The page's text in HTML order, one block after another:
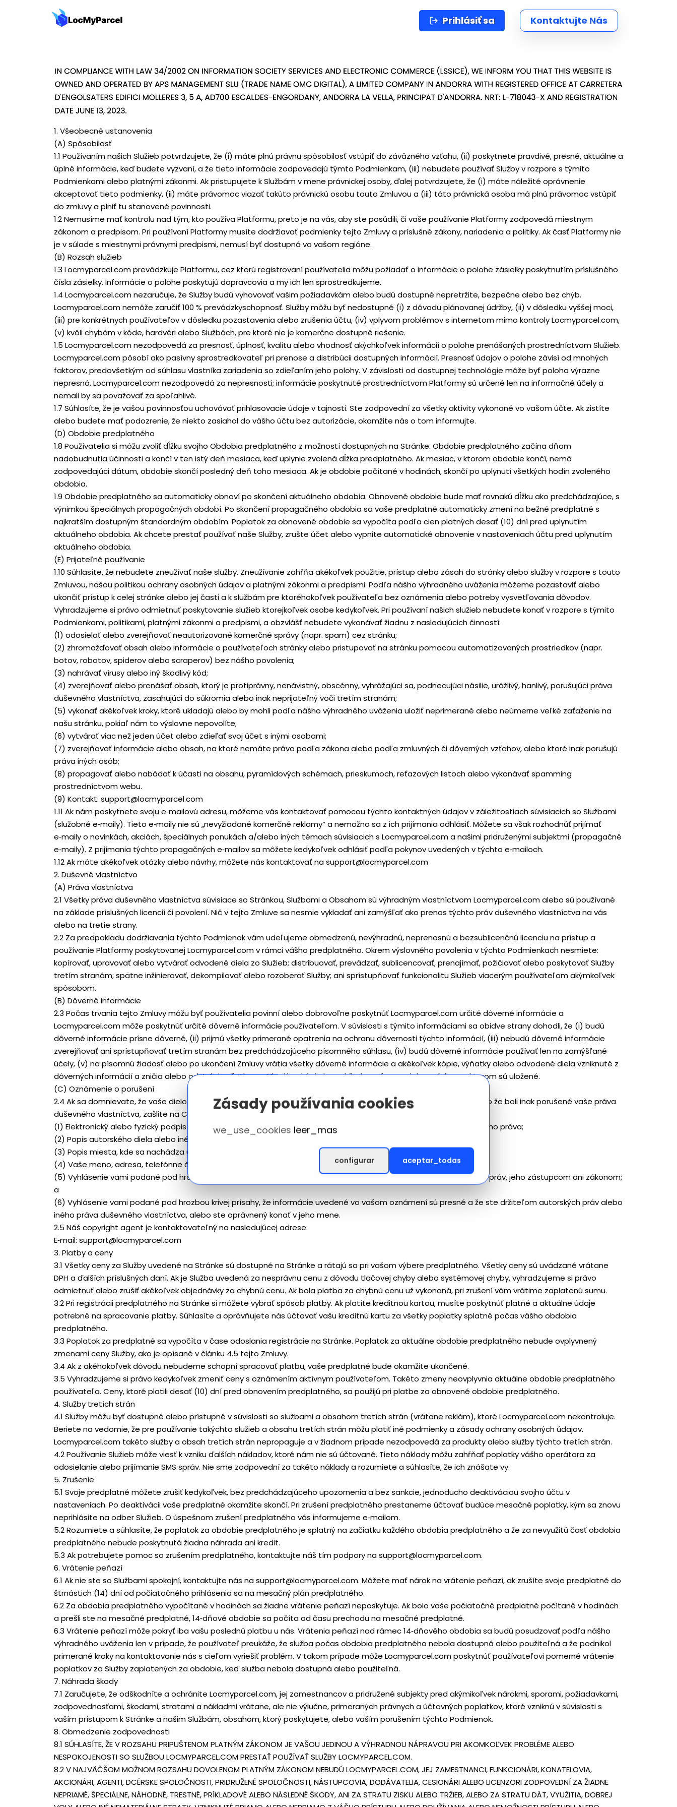
Prihlásiť sa Kontaktujte Nás
1. Všeobecné ustanovenia
(A) Spôsobilosť
1.1 Používaním našich Služieb potvrdzujete, že (i) máte plnú právnu spôsobilosť vstúpiť do záväzného vzťahu, (ii) poskytnete pravdivé, presné, aktuálne a
úplné informácie, keď budete vyzvaní, a že tieto informácie zodpovedajú týmto Podmienkam, (iii) nebudete používať Služby v rozpore s týmito
Podmienkami alebo platnými zákonmi. Ak pristupujete k Službám v mene právnickej osoby, ďalej potvrdzujete, že (i) máte náležité oprávnenie
akceptovať tieto podmienky, (ii) máte právomoc viazať takúto právnickú osobu touto Zmluvou a (iii) táto právnická osoba má plnú právomoc vstúpiť
do zmluvy a plniť tu stanovené povinnosti.
1.2 Nemusíme mať kontrolu nad tým, kto používa Platformu, preto je na vás, aby ste posúdili, či vaše používanie Platformy zodpovedá miestnym
zákonom a predpisom. Pri používaní Platformy musíte dodržiavať podmienky tejto Zmluvy a príslušné zákony, nariadenia a politiky. Ak časť Platformy nie
je v súlade s miestnymi právnymi predpismi, nemusí byť dostupná vo vašom regióne.
(B) Rozsah služieb
1.3 Locmyparcel.com prevádzkuje Platformu, cez ktorú registrovaní používatelia môžu požiadať o informácie o polohe zásielky poskytnutím príslušného
čísla zásielky. Informácie o polohe poskytujú dopravcovia a my ich len sprostredkujeme.
1.4 Locmyparcel.com nezaručuje, že Služby budú vyhovovať vašim požiadavkám alebo budú dostupné nepretržite, bezpečne alebo bez chýb.
Locmyparcel.com nemôže zaručiť 100 % prevádzkyschopnosť. Služby môžu byť nedostupné (i) z dôvodu plánovanej údržby, (ii) v dôsledku vyššej moci,
(iii) pre konkrétnych používateľov v dôsledku pozastavenia alebo zrušenia účtu, (iv) vplyvom problémov s internetom mimo kontroly Locmyparcel.com,
(v) kvôli chybám v kóde, hardvéri alebo Službách, pre ktoré nie je komerčne dostupné riešenie.
1.5 Locmyparcel.com nezodpovedá za presnosť, úplnosť, kvalitu alebo vhodnosť akýchkoľvek informácií o polohe prenášaných prostredníctvom Služieb.
Locmyparcel.com pôsobí ako pasívny sprostredkovateľ pri prenose a distribúcii dostupných informácií. Presnosť údajov o polohe závisí od mnohých
faktorov, predovšetkým od súhlasu vlastníka zariadenia so zdieľaním jeho polohy. V závislosti od dostupnej technológie môže byť poloha výrazne
nepresná. Locmyparcel.com nezodpovedá za nepresnosti; informácie poskytnuté prostredníctvom Platformy sú určené len na informačné účely a
nemali by sa považovať za spoľahlivé.
1.7 Súhlasíte, že je vašou povinnosťou uchovávať prihlasovacie údaje v tajnosti. Ste zodpovední za všetky aktivity vykonané vo vašom účte. Ak zistíte
alebo budete mať podozrenie, že niekto zasiahol do vášho účtu bez autorizácie, okamžite nás o tom informujte.
(D) Obdobie predplatného
1.8 Používatelia si môžu zvoliť dĺžku svojho Obdobia predplatného z možností dostupných na Stránke. Obdobie predplatného začína dňom
nadobudnutia účinnosti a končí v ten istý deň mesiaca, keď uplynie zvolená dĺžka predplatného. Ak mesiac, v ktorom obdobie končí, nemá
zodpovedajúci dátum, obdobie skončí posledný deň toho mesiaca. Ak je obdobie počítané v hodinách, skončí po uplynutí všetkých hodín zvoleného
obdobia.
1.9 Obdobie predplatného sa automaticky obnoví po skončení aktuálneho obdobia. Obnovené obdobie bude mať rovnakú dĺžku ako predchádzajúce, s
výnimkou špeciálnych propagačných období. Po skončení propagačného obdobia sa vaše predplatné automaticky zmení na bežné predplatné s
najkratším dostupným štandardným obdobím. Poplatok za obnovené obdobie sa vypočíta podľa cien platných desať (10) dní pred uplynutím
aktuálneho obdobia. Ak chcete prestať používať naše Služby, zrušte účet alebo vypnite automatické obnovenie v nastaveniach účtu pred uplynutím
aktuálneho obdobia.
(E) Prijateľné používanie
1.10 Súhlasíte, že nebudete zneužívať naše služby. Zneužívanie zahŕňa akékoľvek použitie, prístup alebo zásah do stránky alebo služby v rozpore s touto
Zmluvou, našou politikou ochrany osobných údajov a platnými zákonmi a predpismi. Podľa nášho výhradného uváženia môžeme pozastaviť alebo
ukončiť prístup k celej stránke alebo jej časti a k službám pre ktoréhokoľvek používateľa bez oznámenia alebo potreby vysvetľovania dôvodov.
Vyhradzujeme si právo odmietnuť poskytovanie služieb ktorejkoľvek osobe kedykoľvek. Pri používaní našich služieb nebudete konať v rozpore s týmito
Podmienkami, politikami, platnými zákonmi a predpismi, a obzvlášť nebudete vykonávať žiadnu z nasledujúcich činností:
(1) odosielať alebo zverejňovať neautorizované komerčné správy (napr. spam) cez stránku;
(2) zhromažďovať obsah alebo informácie o používateľoch stránky alebo pristupovať na stránku pomocou automatizovaných prostriedkov (napr.
botov, robotov, spiderov alebo scraperov) bez nášho povolenia;
(3) nahrávať vírusy alebo iný škodlivý kód;
(4) zverejňovať alebo prenášať obsah, ktorý je protiprávny, nenávistný, obscénny, vyhrážajúci sa, podnecujúci násilie, urážlivý, hanlivý, porušujúci práva
duševného vlastníctva, zasahujúci do súkromia alebo inak neprijateľný voči tretím stranám;
(5) vykonať akékoľvek kroky, ktoré ukladajú alebo by mohli podľa nášho výhradného uváženia uložiť neprimerané alebo neúmerne veľké zaťaženie na
našu stránku, pokiaľ nám to výslovne nepovolíte;
(6) vytvárať viac než jeden účet alebo zdieľať svoj účet s inými osobami;
(7) zverejňovať informácie alebo obsah, na ktoré nemáte právo podľa zákona alebo podľa zmluvných či dôverných vzťahov, alebo ktoré inak porušujú
práva iných osôb;
(8) propagovať alebo nabádať k účasti na obsahu, pyramídových schémach, prieskumoch, reťazových listoch alebo vykonávať spamming
prostredníctvom webu.
(9) Kontakt: support@locmyparcel.com
1.11 Ak nám poskytnete svoju e‑mailovú adresu, môžeme vás kontaktovať pomocou týchto kontaktných údajov v záležitostiach súvisiacich so Službami
(služobné e‑maily). Tieto e‑maily nie sú „nevyžiadané komerčné reklamy“ a nemožno sa z ich prijímania odhlásiť. Môžete sa však rozhodnúť prijímať
e‑maily o novinkách, akciách, špeciálnych ponukách a/alebo iných témach súvisiacich s Locmyparcel.com a našimi pridruženými subjektmi (propagačné
e‑maily). Z prijímania týchto propagačných e‑mailov sa môžete kedykoľvek odhlásiť podľa pokynov uvedených v týchto e‑mailoch.
1.12 Ak máte akékoľvek otázky alebo návrhy, môžete nás kontaktovať na support@locmyparcel.com
2. Duševné vlastníctvo
(A) Práva vlastníctva
2.1 Všetky práva duševného vlastníctva súvisiace so Stránkou, Službami a Obsahom sú výhradným vlastníctvom Locmyparcel.com alebo sú používané
na základe príslušných licencií či povolení. Nič v tejto Zmluve sa nesmie vykladať ani zamýšľať ako prenos týchto práv duševného vlastníctva na vás
alebo na tretie strany.
2.2 Za predpokladu dodržiavania týchto Podmienok vám udeľujeme obmedzenú, nevýhradnú, neprenosnú a bezsublicenčnú licenciu na prístup a
používanie Platformy poskytovanej Locmyparcel.com v rámci vášho predplatného. Okrem výslovného povolenia v týchto Podmienkach nesmiete:
kopírovať, upravovať alebo vytvárať odvodené diela zo Služieb; distribuovať, prevádzať, sublicencovať, prenajímať, požičiavať alebo poskytovať Služby
tretím stranám; spätne inžinierovať, dekompilovať alebo rozoberať Služby; ani sprístupňovať funkcionalitu Služieb viacerým používateľom akýmkoľvek
spôsobom.
(B) Dôverné informácie
2.3 Počas trvania tejto Zmluvy môžu byť používatelia povinní alebo dobrovoľne poskytnúť Locmyparcel.com určité dôverné informácie a
Locmyparcel.com môže poskytnúť určité dôverné informácie používateľom. V súvislosti s týmito informáciami sa obidve strany dohodli, že (i) budú
dôverné informácie prísne dôverné, (ii) prijmú všetky primerané opatrenia na ochranu dôvernosti týchto informácií, (iii) nebudú dôverné informácie
zverejňovať ani sprístupňovať tretím stranám bez predchádzajúceho písomného súhlasu, (iv) budú dôverné informácie používať len na zamýšľané
účely, (v) na písomnú žiadosť alebo po ukončení Zmluvy vrátia všetky dôverné informácie a akékoľvek kópie, výňatky alebo odvodené diela vzniknuté z
dôverných informácií a zničia alebo odstránia všetky zostávajúce kópie bez ohľadu na formu alebo médium, v ktorom sú uložené.
(C) Oznámenie o porušení
2.4 Ak sa domnievate, že vaše dielo bolo skopírované spôsobom, ktorý predstavuje porušenie autorských práv, alebo že boli inak porušené vaše práva
duševného vlastníctva, zašlite na Copyright agenta Stránky nasledujúce informácie:
(1) Elektronický alebo fyzický podpis osoby oprávnenej konať v mene držiteľa autorských práv alebo iného vlastníckeho práva;
(2) Popis autorského diela alebo iného predmetu duševného vlastníctva, o ktorom tvrdíte, že bolo porušené;
(3) Popis miesta, kde sa nachádza údajne porušujúci materiál na Stránke;
(4) Vaše meno, adresa, telefónne číslo a e‑mailová adresa;
(5) Vyhlásenie vami podané pod hrozbou krivej prísahy, že sporné použitie nie je autorizované držiteľom autorských práv, jeho zástupcom ani zákonom;
a
(6) Vyhlásenie vami podané pod hrozbou krivej prísahy, že informácie uvedené vo vašom oznámení sú presné a že ste držiteľom autorských práv alebo
iného práva duševného vlastníctva, alebo ste oprávnený konať v jeho mene.
2.5 Náš copyright agent je kontaktovateľný na nasledujúcej adrese:
E‑mail: support@locmyparcel.com
3. Platby a ceny
3.1 Všetky ceny za Služby uvedené na Stránke sú dostupné na Stránke a rátajú sa pri vašom výbere predplatného. Všetky ceny sú uvádzané vrátane
DPH a ďalších príslušných daní. Ak je Služba uvedená za nesprávnu cenu z dôvodu tlačovej chyby alebo systémovej chyby, vyhradzujeme si právo
odmietnuť alebo zrušiť akékoľvek objednávky za chybnú cenu. Ak bola platba za chybnú cenu už vykonaná, pri zrušení vám vrátime zaplatenú sumu.
3.2 Pri registrácii predplatného na Stránke si môžete vybrať spôsob platby. Ak platíte kreditnou kartou, musíte poskytnúť platné a aktuálne údaje
potrebné na spracovanie platby. Súhlasíte a oprávňujete nás účtovať vašu kreditnú kartu za všetky poplatky splatné počas vášho obdobia
predplatného.
3.3 Poplatok za predplatné sa vypočíta v čase odoslania registrácie na Stránke. Poplatok za aktuálne obdobie predplatného nebude ovplyvnený
zmenami ceny Služby, ako je opísané v článku 4.5 tejto Zmluvy.
3.4 Ak z akéhokoľvek dôvodu nebudeme schopní spracovať platbu, vaše predplatné bude okamžite ukončené.
3.5 Vyhradzujeme si právo kedykoľvek zmeniť ceny s oznámením aktívnym používateľom. Takéto zmeny neovplyvnia aktuálne obdobie predplatného
používateľa. Ceny, ktoré platili desať (10) dní pred obnovením predplatného, sa použijú pri platbe za obnovené obdobie predplatného.
4. Služby tretích strán
4.1 Služby môžu byť dostupné alebo prístupné v súvislosti so službami a obsahom tretích strán (vrátane reklám), ktoré Locmyparcel.com nekontroluje.
Beriete na vedomie, že pre používanie takýchto služieb a obsahu tretích strán môžu platiť iné podmienky a zásady ochrany osobných údajov.
Locmyparcel.com takéto služby a obsah tretích strán nepropaguje a v žiadnom prípade nezodpovedá za produkty alebo služby týchto tretích strán.
4.2 Používanie Služieb môže viesť k vzniku ďalších nákladov, ktoré nám nie sú účtované. Tieto náklady môžu zahŕňať poplatky vášho operátora za
odosielanie alebo prijímanie SMS správ. Nie sme zodpovední za takéto náklady a rozumiete a súhlasíte, že ich znášate vy.
5. Zrušenie
5.1 Svoje predplatné môžete zrušiť kedykoľvek, bez predchádzajúceho upozornenia a bez sankcie, jednoducho deaktiváciou svojho účtu v
nastaveniach. Po deaktivácii vaše predplatné okamžite skončí. Pri zrušení predplatného prestaneme účtovať budúce mesačné poplatky, kým sa znovu
neprihlásite na odber Služieb. O úspešnom zrušení predplatného vás informujeme e‑mailom.
5.2 Rozumiete a súhlasíte, že poplatok za obdobie predplatného je splatný na začiatku každého obdobia predplatného a že za nevyužitú časť obdobia
predplatného nebude poskytnutá žiadna náhrada ani kredit.
5.3 Ak potrebujete pomoc so zrušením predplatného, kontaktujte náš tím podpory na support@locmyparcel.com.
6. Vrátenie peňazí
6.1 Ak nie ste so Službami spokojní, kontaktujte nás na support@locmyparcel.com. Môžete mať nárok na vrátenie peňazí, ak zrušíte svoje predplatné do
štrnástich (14) dní od počiatočného prihlásenia sa na mesačný plán predplatného.
6.2 Za obdobia predplatného vypočítané v hodinách sa žiadne vrátenie peňazí neposkytuje. Ak bolo vaše počiatočné predplatné počítané v hodinách
a prešli ste na mesačné predplatné, 14‑dňové obdobie sa počíta od času prechodu na mesačné predplatné.
6.3 Vrátenie peňazí môže pokryť iba vašu poslednú platbu u nás. Vrátenia peňazí nad rámec 14‑dňového obdobia sa budú posudzovať podľa nášho
výhradného uváženia len v prípade, že používateľ preukáže, že služba počas obdobia predplatného nebola dostupná alebo použiteľná a že podnikol
primerané kroky na kontaktovanie nás s cieľom vyriešiť problém. V takom prípade môže Locmyparcel.com poskytnúť používateľovi pomerné vrátenie
poplatkov za Služby zaplatených za obdobie, keď služba nebola dostupná alebo použiteľná.
7. Náhrada škody
7.1 Zaručujete, že odškodníte a ochránite Locmyparcel.com, jej zamestnancov a pridružené subjekty pred akýmikoľvek nárokmi, sporami, požiadavkami,
zodpovednosťami, škodami, stratami a nákladmi vrátane, ale nie výlučne, primeraných právnych a účtovných poplatkov, ktoré vzniknú v súvislosti s
vaším prístupom k Stránke a našim Službám, obsahom, ktorý poskytujete, alebo vaším porušením týchto Podmienok.
8. Obmedzenie zodpovednosti
8.1 SÚHLASÍTE, ŽE V ROZSAHU PRIPUŠTENOM PLATNÝM ZÁKONOM JE VAŠOU JEDINOU A VÝHRADNOU NÁPRAVOU PRI AKOMKOĽVEK PROBLÉME ALEBO
NESPOKOJENOSTI SO SLUŽBOU LOCMYPARCEL.COM PRESTAŤ POUŽÍVAŤ SLUŽBY LOCMYPARCEL.COM.
8.2 V NAJVÄČŠOM MOŽNOM ROZSAHU DOVOLENOM PLATNÝM ZÁKONOM NEBUDÚ LOCMYPARCEL.COM, JEJ ZAMESTNANCI, FUNKCIONÁRI, KONATELOVIA,
AKCIONÁRI, AGENTI, DCÉRSKE SPOLOČNOSTI, PRIDRUŽENÉ SPOLOČNOSTI, NÁSTUPCOVIA, DODÁVATELIA, CESIONÁRI ALEBO LICENZORI ZODPOVEDNÍ ZA ŽIADNE
NEPRIAMÉ, ŠPECIÁLNE, NÁHODNÉ, TRESTNÉ, PRÍKLADOVÉ ALEBO NÁSLEDNÉ ŠKODY, ANI ZA STRATU ZISKU ALEBO TRŽIEB, ALEBO ZA STRATU DÁT, VYUŽITIA, DOBREJ
Zásady používania cookies
we_use_cookies leer_mas
configurar aceptar_todas